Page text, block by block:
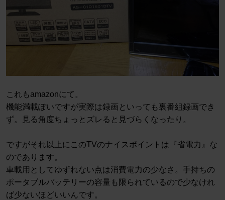
これもamazonにて。
機能満載ぽいですが実際は録画といっても裏番組録画でき
ず。見る角度ちょっとズレると見づらくなったり。
ですがそれ以上にこのTVのナイスポイントは『省電力』な
のであります。
車載用としてゆずれない点は消費電力の少なさ。手持ちの
ポータブルバッテリーの容量も限られているので少なけれ
ば少ないほどいいんです。